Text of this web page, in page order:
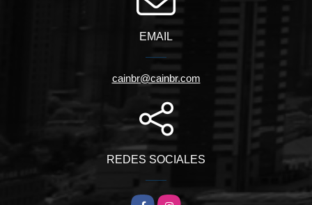
EMAIL
cainbr@cainbr.com
REDES SOCIALES